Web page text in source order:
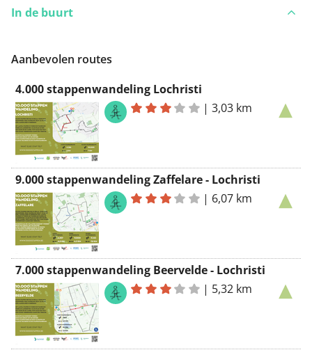
Iets opgevallen op deze route?
In de buurt
Aanbevolen routes
4.000 stappenwandeling Lochristi
|3,03 km
9.000 stappenwandeling Zaffelare - Lochristi
| 6,07 km
7.000 stappenwandeling Beervelde - Lochristi
| 5,32 km